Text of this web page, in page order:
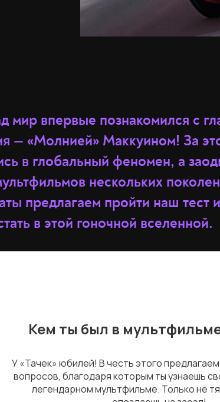
мир впервые познакомился с
— «Молнией» Маккуином! За
в глобальный феномен, а
нескольких
предлагаем пройти наш тест
в этой гоночной вселенной.